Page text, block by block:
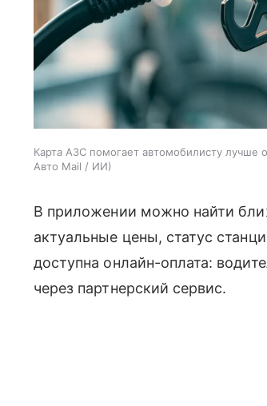
Карта АЗС помогает автомобилисту лучше
Авто Mail / ИИ
В приложении можно найти
актуальные цены, статус
доступна онлайн-оплата:
через партнерский сервис.